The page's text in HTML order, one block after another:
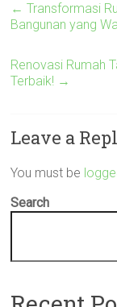
← Transformasi
Bangunan yang
Renovasi Rumah
Terbaik! →
Leave a
You must be
Search